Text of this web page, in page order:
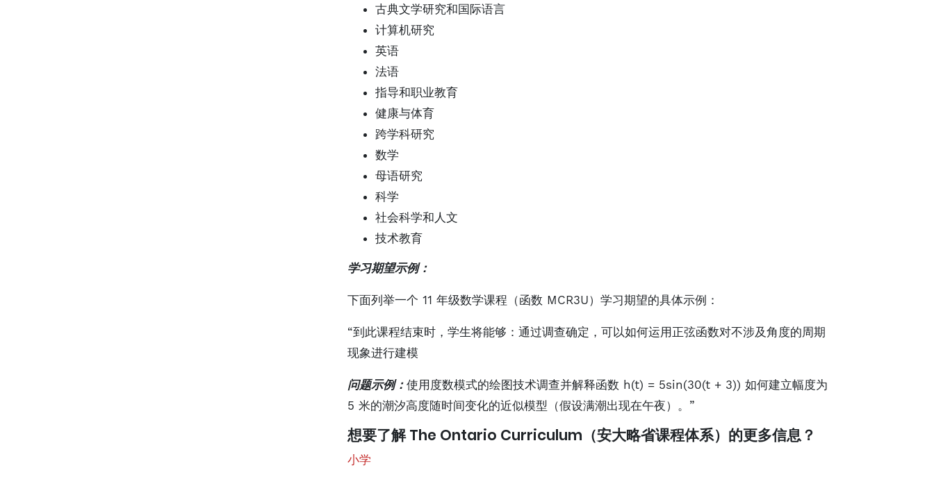
古典文学研究和国际语言
计算机研究
英语
法语
指导和职业教育
健康与体育
跨学科研究
数学
母语研究
科学
社会科学和人文
技术教育
学习期望示例：
下面列举一个 11 年级数学课程（函数 MCR3U）学习期望的具体示例：
“到此课程结束时，学生将能够：通过调查确定，可以如何运用正弦函数对不涉及角度的周期
现象进行建模
问题示例： 使用度数模式的绘图技术调查并解释函数 h(t) = 5sin(30(t + 3)) 如何建立幅度为
5 米的潮汐高度随时间变化的近似模型（假设满潮出现在午夜）。”
想要了解 The Ontario Curriculum（安大略省课程体系）的更多信息？
小学